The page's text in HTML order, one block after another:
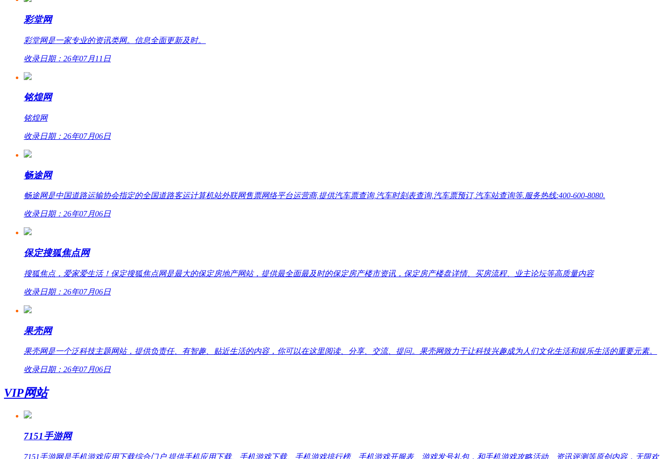
彩堂网
彩堂网是一家专业的资讯类网。信息全面更新及时。
收录日期：26年07月11日
铭煌网
铭煌网
收录日期：26年07月06日
畅途网
畅途网是中国道路运输协会指定的全国道路客运计算机站外联网售票网络平台运营商,提供汽车票查询,汽车时刻表查询,汽车票预订,汽车站查询等.服务热线:400-600-8080.
收录日期：26年07月06日
保定搜狐焦点网
搜狐焦点，爱家爱生活！保定搜狐焦点网是最大的保定房地产网站，提供最全面最及时的保定房产楼市资讯，保定房产楼盘详情、买房流程、业主论坛等高质量内容
收录日期：26年07月06日
果壳网
果壳网是一个泛科技主题网站，提供负责任、有智趣、贴近生活的内容，你可以在这里阅读、分享、交流、提问。果壳网致力于让科技兴趣成为人们文化生活和娱乐生活的重要元素。
收录日期：26年07月06日
VIP网站
7151手游网
7151手游网是手机游戏应用下载综合门户,提供手机应用下载、手机游戏下载、手机游戏排行榜、手机游戏开服表、游戏发号礼包，和手机游戏攻略活动、资讯评测等原创内容，无限欢